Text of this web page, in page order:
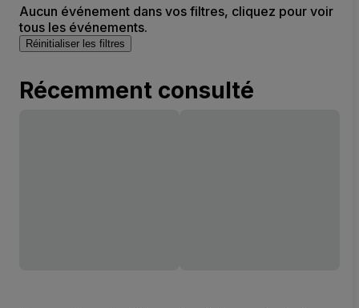
Aucun événement dans vos filtres, cliquez pour voir
tous les événements.
Réinitialiser les filtres
Récemment consulté